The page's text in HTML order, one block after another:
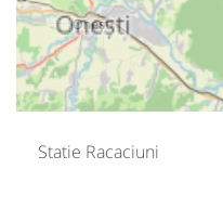
Statie Racaciuni